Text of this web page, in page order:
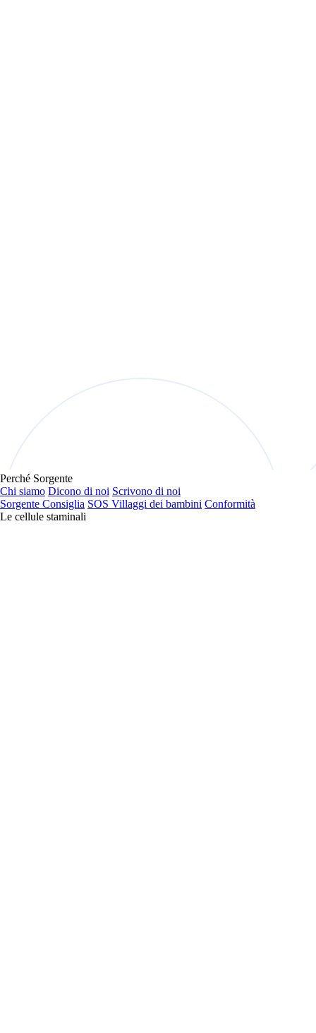
Perché Sorgente
Chi siamo Dicono di noi Scrivono di noi
Sorgente Consiglia SOS Villaggi dei bambini Conformità
Le cellule staminali